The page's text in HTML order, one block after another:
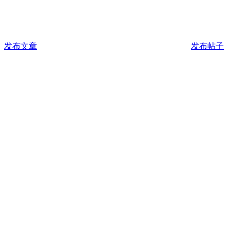
发布文章 发布帖子